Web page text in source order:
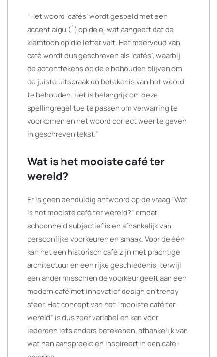
“Het woord ‘cafés’ wordt gespeld met een
accent aigu (´) op de e, wat aangeeft dat de
klemtoon op die letter valt. Het meervoud van
café wordt dus geschreven als ‘cafés’, waarbij
de accenttekens op de e behouden blijven om
de juiste uitspraak en betekenis van het woord
te behouden. Het is belangrijk om deze
spellingregel toe te passen om verwarring te
voorkomen en het woord correct weer te geven
in geschreven tekst.”
Wat is het mooiste café ter
wereld?
Er is geen eenduidig antwoord op de vraag “Wat
is het mooiste café ter wereld?” omdat
schoonheid subjectief is en afhankelijk van
persoonlijke voorkeuren en smaak. Voor de één
kan het een historisch café zijn met prachtige
architectuur en een rijke geschiedenis, terwijl
een ander misschien de voorkeur geeft aan een
modern café met innovatief design en trendy
sfeer. Het concept van het “mooiste café ter
wereld” is dus zeer variabel en kan voor
iedereen iets anders betekenen, afhankelijk van
wat hen aanspreekt en inspireert in een café-